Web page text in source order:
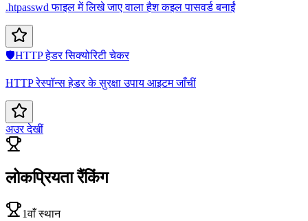
.htpasswd फाइल में लिखे जाए वाला हैश कइल पासवर्ड बनाईं
🛡️HTTP हेडर सिक्योरिटी चेकर
HTTP रेस्पॉन्स हेडर के सुरक्षा उपाय आइटम जाँचीं
अउर देखीं
लोकप्रियता रैंकिंग
1वाँ स्थान